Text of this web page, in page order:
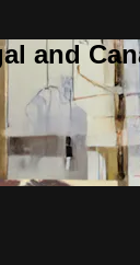
and